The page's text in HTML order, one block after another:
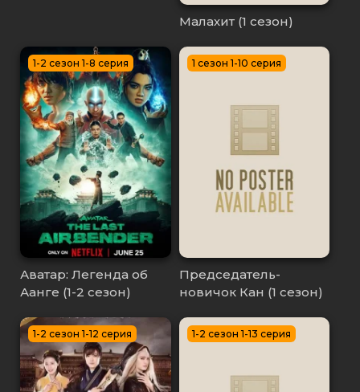
Малахит (1 сезон)
1-2 сезон 1-8 серия
Аватар: Легенда об
Аанге (1-2 сезон)
1 сезон 1-10 серия
Председатель-
новичок Кан (1 сезон)
1-2 сезон 1-12 серия 1-2 сезон 1-13 серия